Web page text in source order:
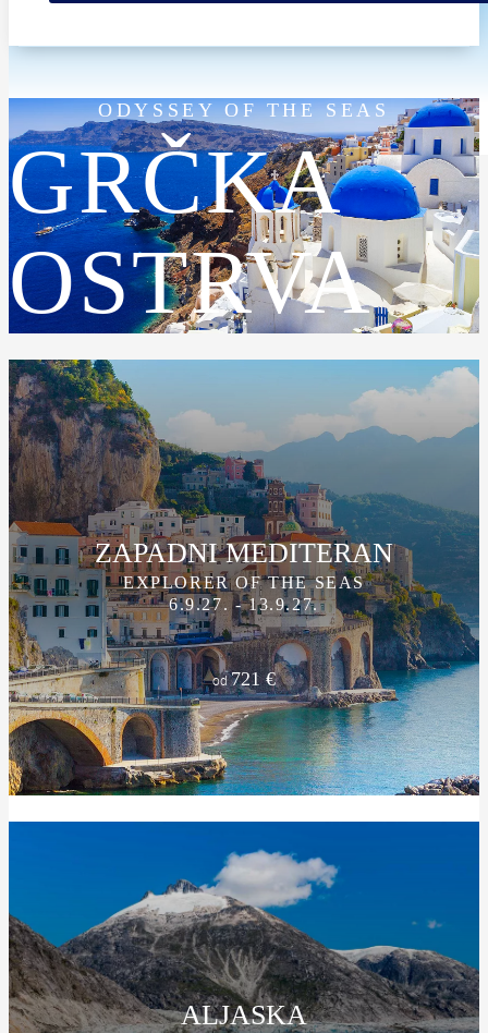
GRČKA
OSTRVA
ODYSSEY OF THE SEAS
ZAPADNI MEDITERAN
EXPLORER OF THE SEAS
6.9.27. - 13.9.27.
od721 €
ALJASKA